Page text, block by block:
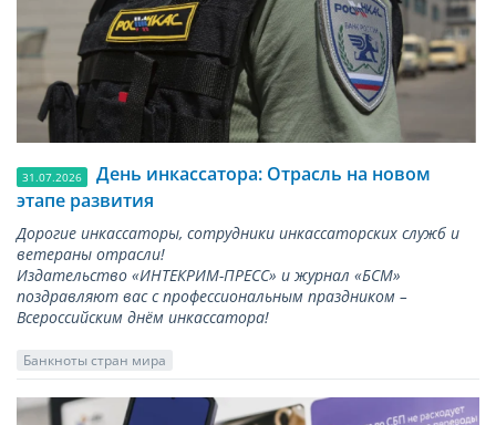
31.07.2026
День инкассатора: Отрасль на новом
этапе развития
Дорогие инкассаторы, сотрудники инкассаторских служб и
ветераны отрасли!
Издательство «ИНТЕКРИМ-ПРЕСС» и журнал «БСМ»
поздравляют вас с профессиональным праздником –
Всероссийским днём инкассатора!
Банкноты стран мира